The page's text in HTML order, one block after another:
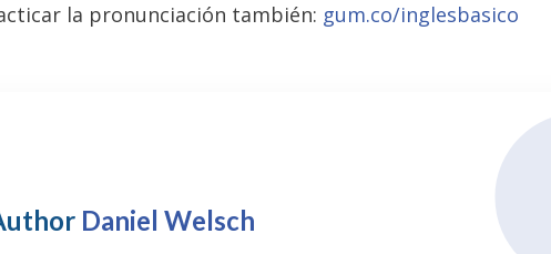
la pronunciación también: gum.co/inglesbasico
Daniel Welsch